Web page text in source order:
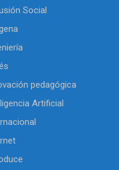
Social
pedagógica
Artificial